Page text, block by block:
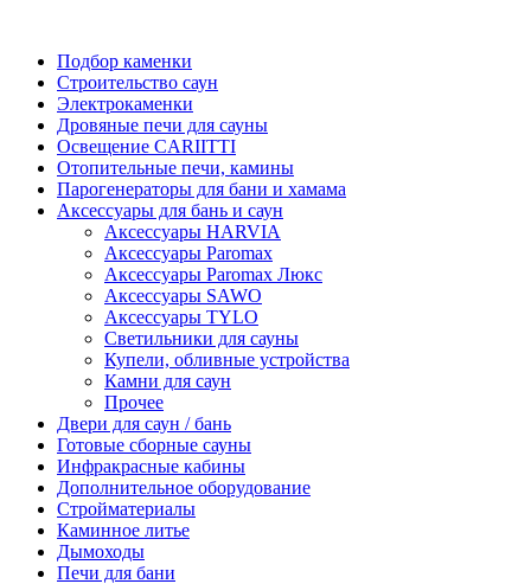
Подбор каменки
Строительство саун
Электрокаменки
Дровяные печи для сауны
Освещение CARIITTI
Отопительные печи, камины
Парогенераторы для бани и хамама
Аксессуары для бань и саун
Аксессуары HARVIA
Аксессуары Paromax
Аксессуары Paromax Люкс
Аксессуары SAWO
Аксессуары TYLO
Светильники для сауны
Купели, обливные устройства
Камни для саун
Прочее
Двери для саун / бань
Готовые сборные сауны
Инфракрасные кабины
Дополнительное оборудование
Стройматериалы
Каминное литье
Дымоходы
Печи для бани